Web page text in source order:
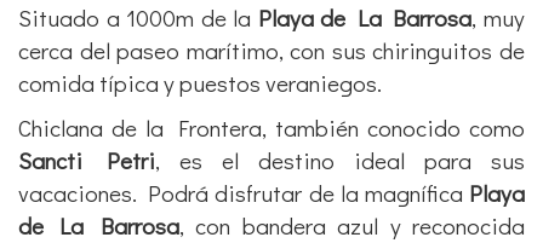
Situado a 1000m de la Playa de La Barrosa, muy
cerca del paseo marítimo, con sus chiringuitos de
comida típica y puestos veraniegos.
Chiclana de la Frontera, también conocido como
Sancti Petri, es el destino ideal para sus
vacaciones. Podrá disfrutar de la magnífica Playa
de La Barrosa, con bandera azul y reconocida